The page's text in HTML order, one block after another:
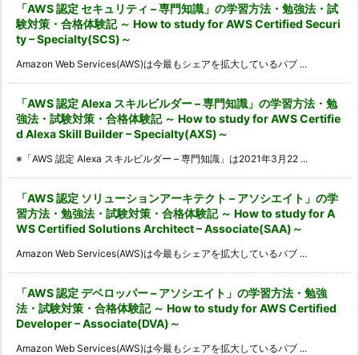
「AWS 認定 セキュリティ – 専門知識」の学習方法・勉強法・試
験対策・合格体験記 ～ How to study for AWS Certified Securi
ty – Specialty(SCS)～
Amazon Web Services(AWS)は今最もシェアを拡大しているパブ ...
「AWS 認定 Alexa スキルビルダー – 専門知識」の学習方法・勉
強法・試験対策・合格体験記 ～ How to study for AWS Certifie
d Alexa Skill Builder – Specialty(AXS)～
※「AWS 認定 Alexa スキルビルダー – 専門知識」は2021年3月22 ...
「AWS 認定 ソリューションアーキテクト – アソシエイト」の学
習方法・勉強法・試験対策・合格体験記 ～ How to study for A
WS Certified Solutions Architect – Associate(SAA)～
Amazon Web Services(AWS)は今最もシェアを拡大しているパブ ...
「AWS 認定 デベロッパー – アソシエイト」の学習方法・勉強
法・試験対策・合格体験記 ～ How to study for AWS Certified
Developer – Associate(DVA)～
Amazon Web Services(AWS)は今最もシェアを拡大しているパブ ...